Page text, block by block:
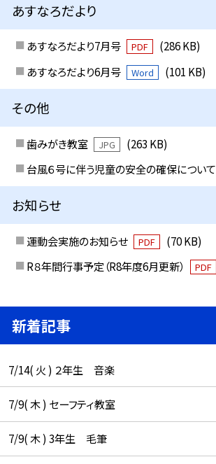
あすなろだより
あすなろだより7月号 PDF
(286 KB)
あすなろだより6月号
Word (101 KB)
その他
歯みがき教室 JPG
(263 KB)
台風６号に伴う児童の安全の確保について
お知らせ
運動会実施のお知らせ PDF
(70 KB)
R８年間行事予定（R8年度6月更新）
PDF
新着記事
7/14( 火 ) ２年生 音楽
7/9( 木 ) セーフティ教室
7/9( 木 ) 3年生 毛筆